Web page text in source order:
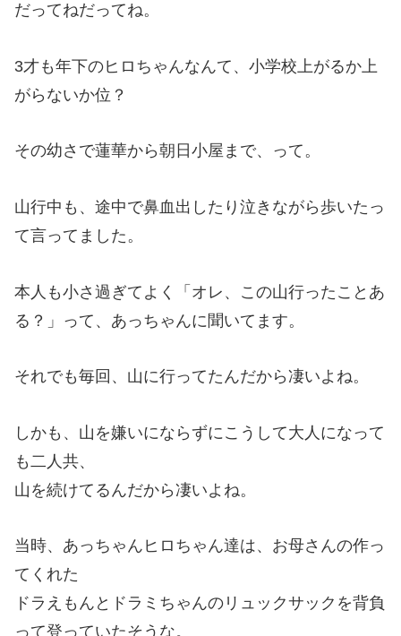
だってねだってね。
3才も年下のヒロちゃんなんて、小学校上がるか上
がらないか位？
その幼さで蓮華から朝日小屋まで、って。
山行中も、途中で鼻血出したり泣きながら歩いたっ
て言ってました。
本人も小さ過ぎてよく「オレ、この山行ったことあ
る？」って、あっちゃんに聞いてます。
それでも毎回、山に行ってたんだから凄いよね。
しかも、山を嫌いにならずにこうして大人になって
も二人共、
山を続けてるんだから凄いよね。
当時、あっちゃんヒロちゃん達は、お母さんの作っ
てくれた
ドラえもんとドラミちゃんのリュックサックを背負
って登っていたそうな。